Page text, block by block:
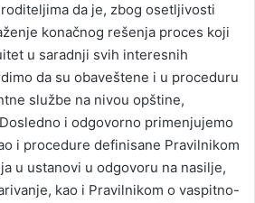
da je, zbog osetljivosti
konačnog rešenja proces koji
u saradnji svih interesnih
da su obaveštene i u proceduru
službe na nivou opštine,
i odgovorno primenjujemo
i procedure definisane Pravilnikom
u ustanovi u odgovoru na nasilje,
kao i Pravilnikom o vaspitno-